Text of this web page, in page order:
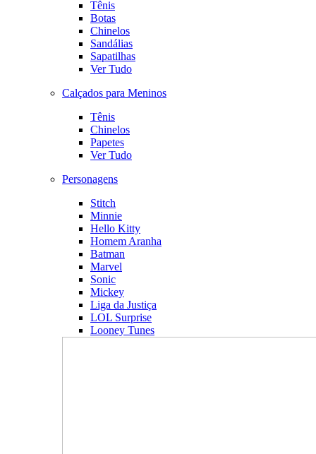
Tênis
Botas
Chinelos
Sandálias
Sapatilhas
Ver Tudo
Calçados para Meninos
Tênis
Chinelos
Papetes
Ver Tudo
Personagens
Stitch
Minnie
Hello Kitty
Homem Aranha
Batman
Marvel
Sonic
Mickey
Liga da Justiça
LOL Surprise
Looney Tunes